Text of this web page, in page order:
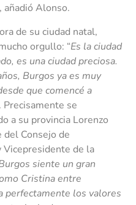
añadió Alonso.
de su ciudad natal,
orgullo: “Es la ciudad
es una ciudad preciosa.
Burgos ya es muy
que comencé a
Precisamente se
a su provincia Lorenzo
Consejo de
de la
siente un gran
Cristina entre
perfectamente los valores